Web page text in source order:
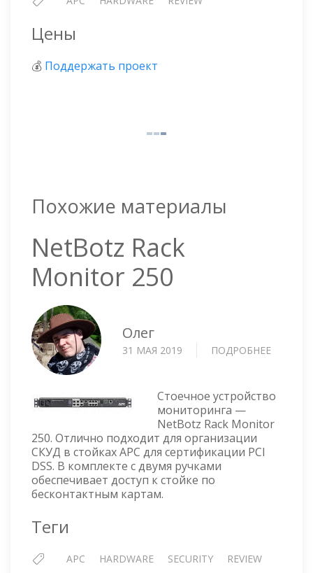
Цены
💰 Поддержать проект
Похожие материалы
NetBotz Rack
Monitor 250
Олег
31 МАЯ 2019 ПОДРОБНЕЕ
Стоечное устройство
мониторинга —
NetBotz Rack Monitor
250. Отлично подходит для организации
СКУД в стойках APC для сертификации PCI
DSS. В комплекте с двумя ручками
обеспечивает доступ к стойке по
бесконтактным картам.
Теги
APC HARDWARE SECURITY REVIEW